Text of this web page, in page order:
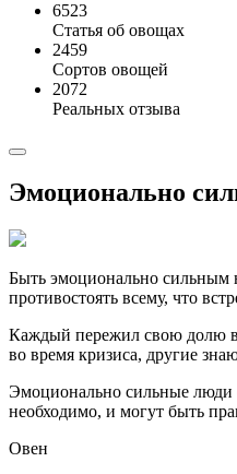
6523
Статья об овощах
2459
Сортов овощей
2072
Реальных отзыва
Эмоционально
Быть эмоционально сильным
противостоять всему, что
Каждый пережил свою долю
во время кризиса, другие
Эмоционально сильные люди
необходимо, и могут быть
Овен